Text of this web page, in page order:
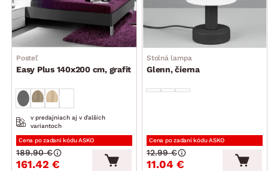
Posteľ
Easy Plus 140x200 cm, grafit
v predajniach aj v ďalších
variantoch
Cena po zadaní kódu ASKO
161.42 €
189.90 €
Stolná lampa
Glenn, čierna
Cena po zadaní kódu ASKO
11.04 €
12.99 €